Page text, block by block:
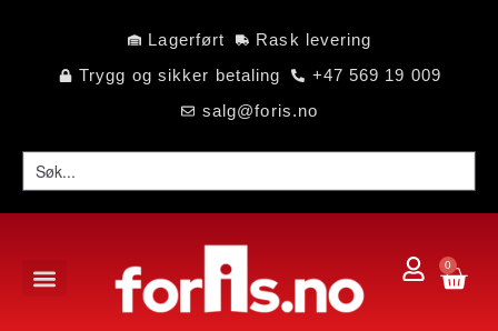
Lagerført
Rask levering
Trygg og sikker betaling
+47 569 19 009
salg@foris.no
0